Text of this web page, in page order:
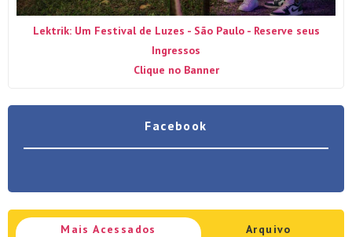
Lektrik: Um Festival de Luzes - São Paulo - Reserve seus
Ingressos
Clique no Banner
Facebook
Mais Acessados Arquivo